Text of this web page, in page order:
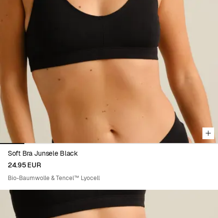
Soft Bra Junsele Black
24.95 EUR
Bio-Baumwolle & Tencel™ Lyocell